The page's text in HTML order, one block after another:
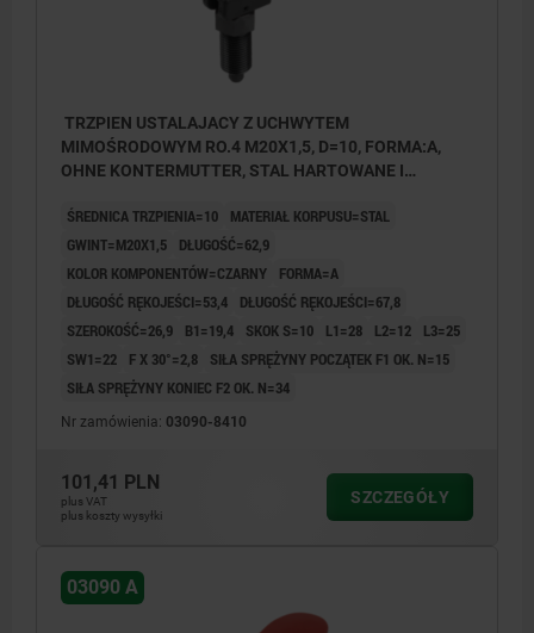
TRZPIEN USTALAJACY Z UCHWYTEM
MIMOŚRODOWYM RO.4 M20X1,5, D=10, FORMA:A,
OHNE KONTERMUTTER, STAL HARTOWANE I
ŚREDNICA TRZPIENIA=10
MATERIAŁ KORPUSU=STAL
GWINT=M20X1,5
DŁUGOŚĆ=62,9
KOLOR KOMPONENTÓW=CZARNY
FORMA=A
DŁUGOŚĆ RĘKOJEŚCI=53,4
DŁUGOŚĆ RĘKOJEŚCI=67,8
SZEROKOŚĆ=26,9
B1=19,4 SKOK S=10 L1=28 L2=12
L3=25
SW1=22
F X 30°=2,8
SIŁA SPRĘŻYNY POCZĄTEK F1 OK. N=15
SIŁA SPRĘŻYNY KONIEC F2 OK. N=34
Nr zamówienia: 03090-8410
101,41 PLN
plus VAT
plus koszty wysyłki
SZCZEGÓŁY
03090 A